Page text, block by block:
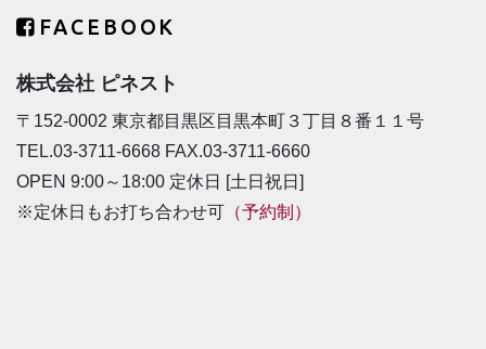
FACEBOOK
株式会社 ピネスト
〒152-0002 東京都目黒区目黒本町３丁目８番１１号
TEL.03-3711-6668 FAX.03-3711-6660
OPEN 9:00～18:00 定休日 [土日祝日]
※定休日もお打ち合わせ可 （予約制）